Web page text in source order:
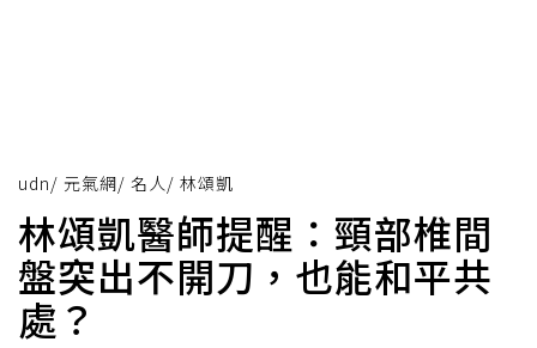
udn/ 元氣網/ 名人/ 林頌凱
林頌凱醫師提醒：頸部椎間
盤突出不開刀，也能和平共
處？